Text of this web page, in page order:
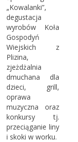
„Kowalanki”,
degustacja
wyrobów Koła
Gospodyń
Wiejskich z
Plizina,
zjeżdżalnia
dmuchana dla
dzieci, grill,
oprawa
muzyczna oraz
konkursy tj.
przeciąganie liny
i skoki w worku.